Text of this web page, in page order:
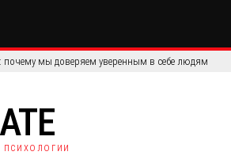
мы доверяем уверенным в себе людям